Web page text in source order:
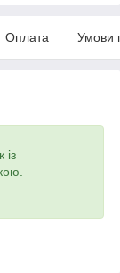
Оплата Умови
із